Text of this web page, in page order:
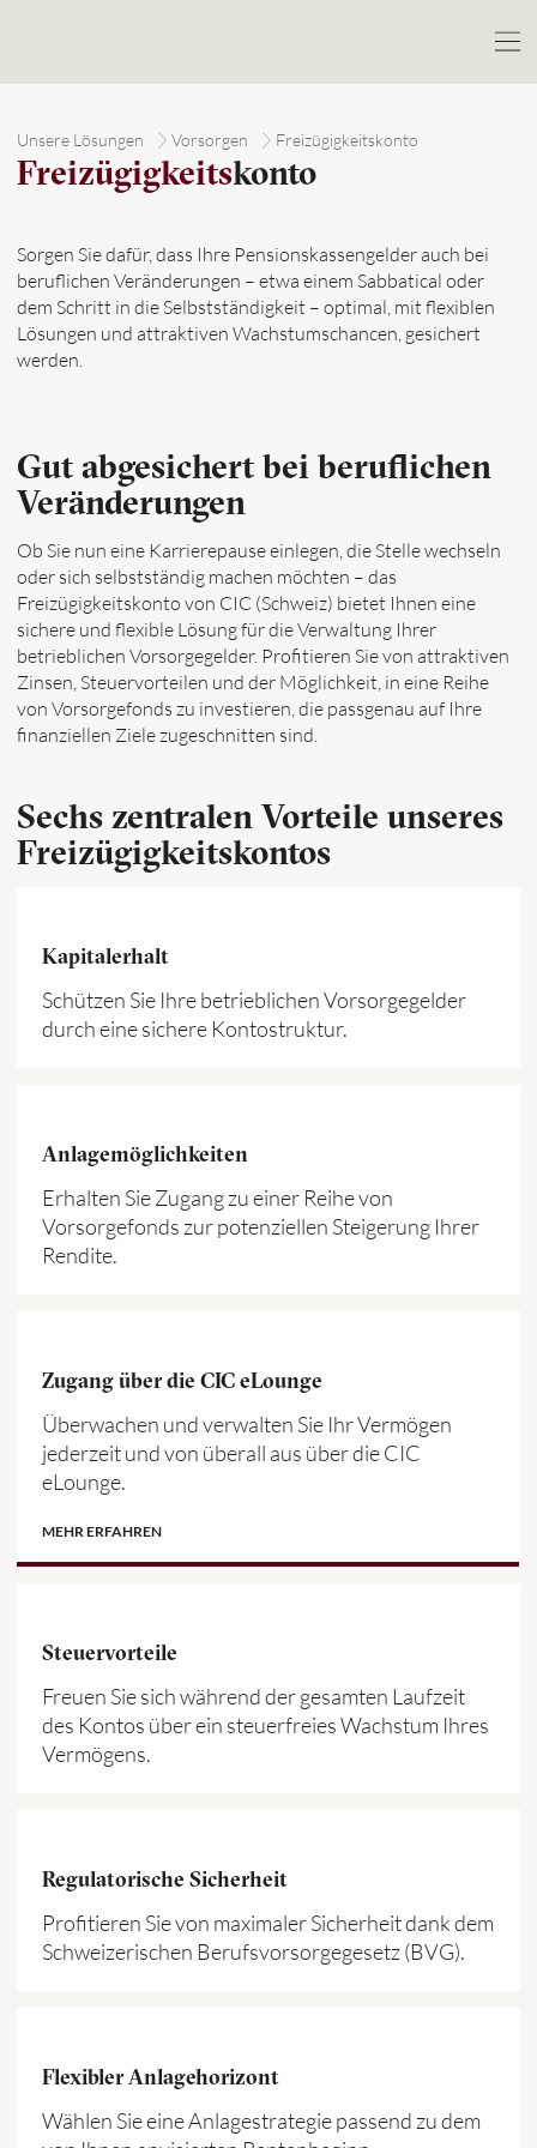
Unsere Lösungen Vorsorgen Freizügigkeitskonto
Freizügigkeitskonto
Sorgen Sie dafür, dass Ihre Pensionskassengelder auch bei
beruflichen Veränderungen – etwa einem Sabbatical oder
dem Schritt in die Selbstständigkeit – optimal, mit flexiblen
Lösungen und attraktiven Wachstumschancen, gesichert
werden.
Gut abgesichert bei beruflichen
Veränderungen
Ob Sie nun eine Karrierepause einlegen, die Stelle wechseln
oder sich selbstständig machen möchten – das
Freizügigkeitskonto von CIC (Schweiz) bietet Ihnen eine
sichere und flexible Lösung für die Verwaltung Ihrer
betrieblichen Vorsorgegelder. Profitieren Sie von attraktiven
Zinsen, Steuervorteilen und der Möglichkeit, in eine Reihe
von Vorsorgefonds zu investieren, die passgenau auf Ihre
finanziellen Ziele zugeschnitten sind.
Sechs zentralen Vorteile unseres
Freizügigkeitskontos
Kapitalerhalt
Schützen Sie Ihre betrieblichen Vorsorgegelder
durch eine sichere Kontostruktur.
Anlagemöglichkeiten
Erhalten Sie Zugang zu einer Reihe von
Vorsorgefonds zur potenziellen Steigerung Ihrer
Rendite.
Zugang über die CIC eLounge
Überwachen und verwalten Sie Ihr Vermögen
jederzeit und von überall aus über die CIC
eLounge.
MEHR ERFAHREN
Steuervorteile
Freuen Sie sich während der gesamten Laufzeit
des Kontos über ein steuerfreies Wachstum Ihres
Vermögens.
Regulatorische Sicherheit
Profitieren Sie von maximaler Sicherheit dank dem
Schweizerischen Berufsvorsorgegesetz (BVG).
Flexibler Anlagehorizont
Wählen Sie eine Anlagestrategie passend zu dem